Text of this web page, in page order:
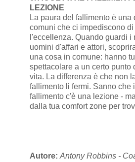
LEZIONE
La paura del fallimento è una
comuni che ci impediscono
l'eccellenza. Quando guardi i
uomini d'affari e attori,
una cosa in comune: hanno
spettacolare a un certo punto
vita. La differenza è che non
fallimento li fermi. Sanno che
fallimento c'è una lezione -
dalla tua comfort zone per
Autore: Antony Robbins -